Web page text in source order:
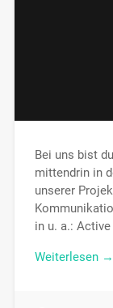
Bei uns bist
mittendrin in
unserer
in u. a.:
Weiterlesen →